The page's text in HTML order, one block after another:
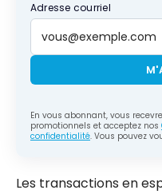
Adresse courriel
En vous abonnant, vous
promotionnels et acceptez nos
confidentialité. Vous pouvez
Les transactions en